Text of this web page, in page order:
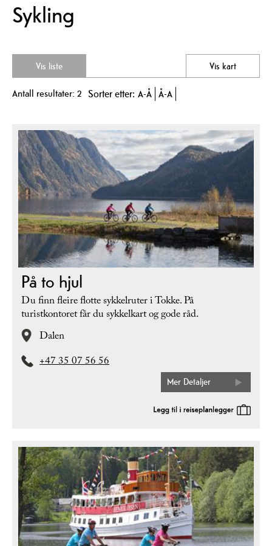
Sykling
Vis liste Vis kart
Antall resultater: 2 Sorter etter: A-Å Å-A
På to hjul
Du finn fleire flotte sykkelruter i Tokke. På
turistkontoret får du sykkelkart og gode råd.
Dalen
+47 35 07 56 56
Mer Detaljer